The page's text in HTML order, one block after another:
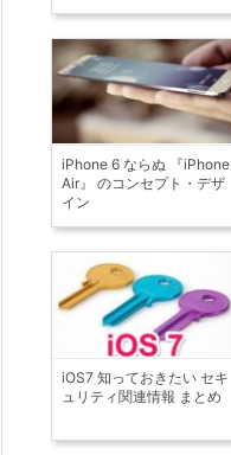
iPhone 6 ならぬ 『iPhone
Air』 のコンセプト・デザ
イン
iOS7 知っておきたい セキ
ュリティ関連情報 まとめ